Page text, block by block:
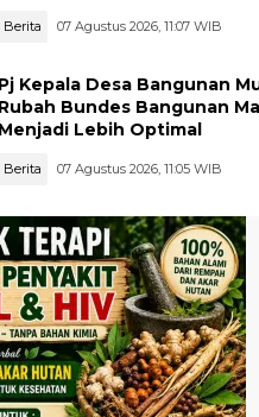
Berita 07 Agustus 2026, 11:07 WIB
Pj Kepala Desa Bangunan
Rubah Bundes Bangunan
Menjadi Lebih Optimal
Berita 07 Agustus 2026, 11:05 WIB